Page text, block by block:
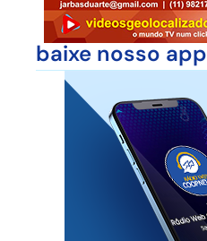
baixe nosso app